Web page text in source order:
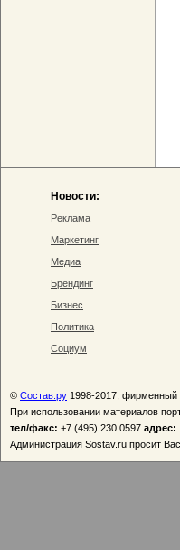
Новости:
Реклама
Маркетинг
Медиа
Брендинг
Бизнес
Политика
Социум
© Состав.ру 1998-2017, фирменный
При использовании материалов
тел/факс: +7 (495) 230 0597 адрес:
Администрация Sostav.ru просит